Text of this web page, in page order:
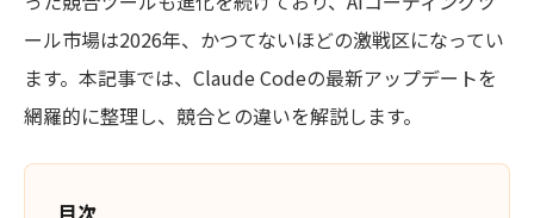
ール市場は2026年、かつてないほどの激戦区になってい
ます。本記事では、Claude Codeの最新アップデートを
網羅的に整理し、競合との違いを解説します。
目次